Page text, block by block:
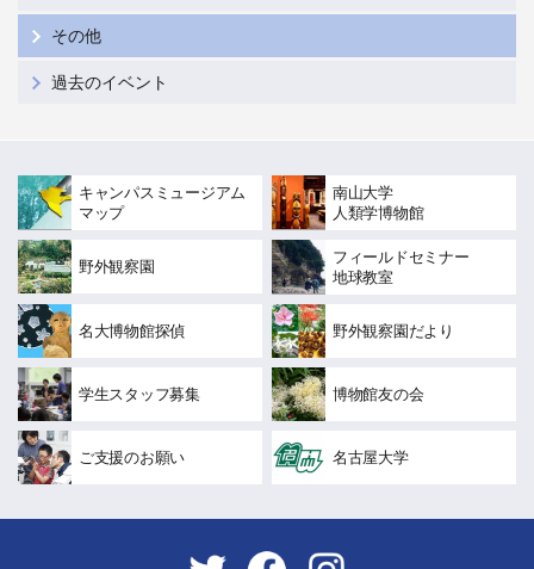
その他
過去のイベント
キャンパスミュージアム
マップ
南山大学
人類学博物館
野外観察園
フィールドセミナー
地球教室
名大博物館探偵 野外観察園だより
学生スタッフ募集 博物館友の会
ご支援のお願い 名古屋大学